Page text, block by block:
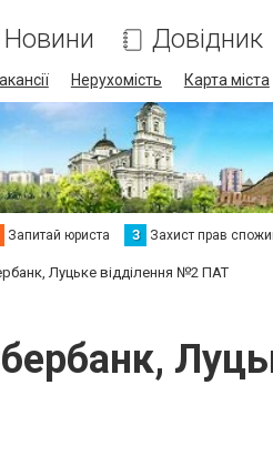
Новини Довідник
Нерухомість Карта міста
Запитай юриста З Захист прав
Луцьке відділення №2 ПАТ